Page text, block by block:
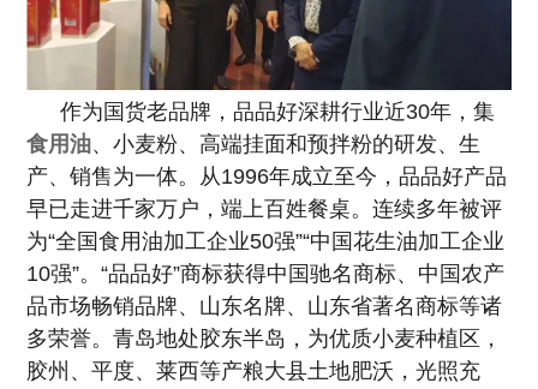
作为国货老品牌，品品好深耕行业近30年，集
食用油、小麦粉、高端挂面和预拌粉的研发、生
产、销售为一体。从1996年成立至今，品品好产品
早已走进千家万户，端上百姓餐桌。连续多年被评
为“全国食用油加工企业50强”“中国花生油加工企业
10强”。“品品好”商标获得中国驰名商标、 中国农产
品市场畅销品牌、山东名牌、山东省著名商标等诸
多荣誉。青岛地处胶东半岛，为优质小麦种植区，
胶州、平度、莱西等产粮大县土地肥沃，光照充